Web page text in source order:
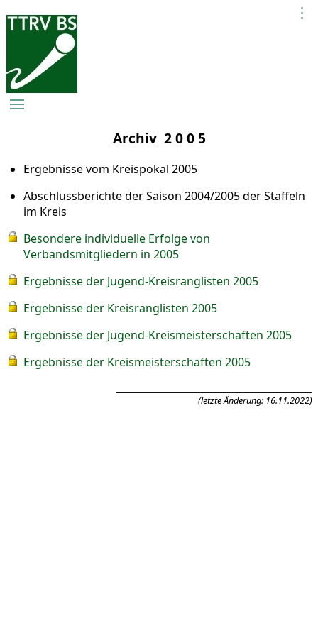
Archiv 2 0 0 5
Ergebnisse vom Kreispokal 2005
Abschlussberichte der Saison 2004/2005 der Staffeln
im Kreis
Besondere individuelle Erfolge von
Verbandsmitgliedern in 2005
Ergebnisse der Jugend-Kreisranglisten 2005
Ergebnisse der Kreisranglisten 2005
Ergebnisse der Jugend-Kreismeisterschaften 2005
Ergebnisse der Kreismeisterschaften 2005
(letzte Änderung: 16.11.2022)